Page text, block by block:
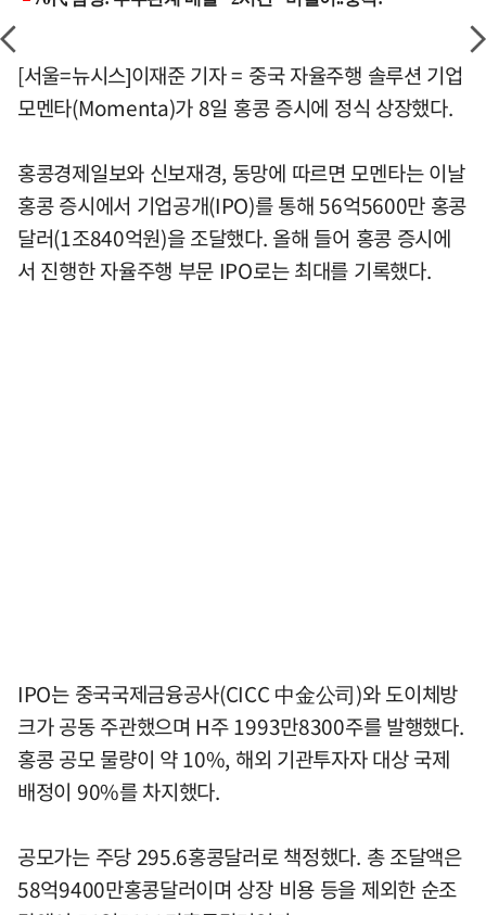
[서울=뉴시스]이재준 기자 = 중국 자율주행 솔루션 기업
모멘타(Momenta)가 8일 홍콩 증시에 정식 상장했다.
홍콩경제일보와 신보재경, 동망에 따르면 모멘타는 이날
홍콩 증시에서 기업공개(IPO)를 통해 56억5600만 홍콩
달러(1조840억원)을 조달했다. 올해 들어 홍콩 증시에
서 진행한 자율주행 부문 IPO로는 최대를 기록했다.
IPO는 중국국제금융공사(CICC 中金公司)와 도이체방
크가 공동 주관했으며 H주 1993만8300주를 발행했다.
홍콩 공모 물량이 약 10%, 해외 기관투자자 대상 국제
배정이 90%를 차지했다.
공모가는 주당 295.6홍콩달러로 책정했다. 총 조달액은
58억9400만홍콩달러이며 상장 비용 등을 제외한 순조